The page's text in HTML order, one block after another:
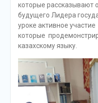
которые рассказывают
будущего Лидера
уроке активное
которые
казахскому языку.